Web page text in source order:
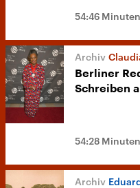
54:46 Minuten
Berliner
Schreiben
54:28 Minuten